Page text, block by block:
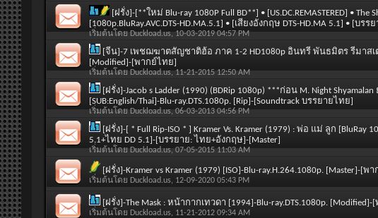
[ฝรั่ง]-[**ใหม่ Blu-ray 1080P Full BD**] • [US.DC.REMASTERED] •
[1080p.BluRay.AVC.DTS-HD.MA.5.1] • [เสียงอังกฤษ DTS-HD.MA 5.1] • [บ
เริ่มต้นโดย Duckload.us, 10-03-2019 04:57 PM
[จีน]-7 เพชฌฆาตสัญชาติฮ้อ ภาค 1-2 HD1080p อินทรี พันธมิตร รีมาสเตอ
[Modified]-[พากย์ไทย]
เริ่มต้นโดย Duckload.us, 11-21-2015 12:50 AM
[ฝรั่ง]-Jacob s Ladder (1990) (BDRip 1080p) ***ก่อน M. Night
[SUB:English/Thai]-Blu-ray.DTS.1080p. [Rip]-[Soundtrack บรรยายไทย]
เริ่มต้นโดย Duckload.us, 06-03-2013 04:56 PM
[ฝรั่ง]-[ * Full Rip-ISO * ] Kramer Vs. Kramer (1979) : พ่อ แม่ ลูก [BluRay
5.1+ไทย DD 5.1]-[บรรยาย: ไทย+อังกฤษ]-[Master]
เริ่มต้นโดย Duckload.us, 07-05-2015 11:03 AM
[ฝรั่ง]-Kramer vs Kramer (1979) [ISO]-Blu-ray.H.264.1080p. [Master]-[
เริ่มต้นโดย Duckload.us, 12-09-2020 05:43 PM
[ฝรั่ง]-The Mask : หน้ากากเทวดา [1994]-Blu-ray.DTS.1080p.
เริ่มต้นโดย Duckload.us, 11-21-2012 09:34 AM